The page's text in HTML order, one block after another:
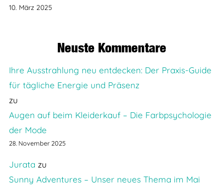
10. März 2025
Neuste Kommentare
Ihre Ausstrahlung neu entdecken: Der Praxis-Guide
für tägliche Energie und Präsenz
zu
Augen auf beim Kleiderkauf – Die Farbpsychologie
der Mode
28. November 2025
Jurata zu
Sunny Adventures – Unser neues Thema im Mai